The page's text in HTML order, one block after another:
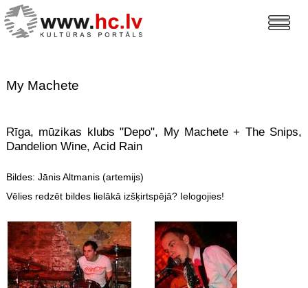
My Machete
Rīga, mūzikas klubs "Depo", My Machete + The Snips,
Dandelion Wine, Acid Rain
Bildes: Jānis Altmanis (artemijs)
Vēlies redzēt bildes lielākā izšķirtspējā? Ielogojies!